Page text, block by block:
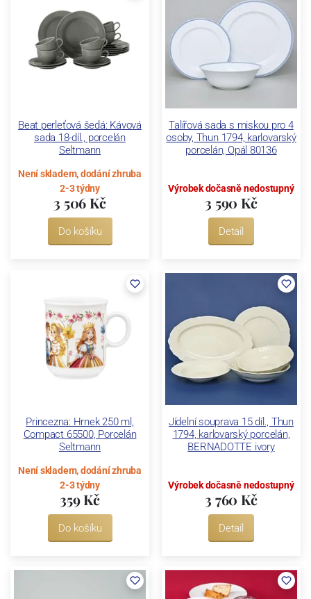
Beat perleťová šedá: Kávová
sada 18-díl., porcelán
Seltmann
Není skladem, dodání zhruba
2-3 týdny
3 506 Kč
Do košíku
Talířová sada s miskou pro 4
osoby, Thun 1794, karlovarský
porcelán, Opál 80136
Výrobek dočasně nedostupný
3 590 Kč
Detail
Princezna: Hrnek 250 ml,
Compact 65500, Porcelán
Seltmann
Není skladem, dodání zhruba
2-3 týdny
359 Kč
Do košíku
Jídelní souprava 15 díl., Thun
1794, karlovarský porcelán,
BERNADOTTE ivory
Výrobek dočasně nedostupný
3 760 Kč
Detail